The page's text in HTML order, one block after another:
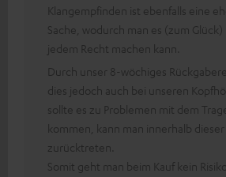
Klangempfinden ist ebenfalls eine
Sache, wodurch man es (zum
jedem Recht machen kann.
Durch unser 8-wöchiges
dies jedoch auch bei unseren
sollte es zu Problemen mit dem
kommen, kann man innerhalb
zurücktreten.
Somit geht man beim Kauf kein